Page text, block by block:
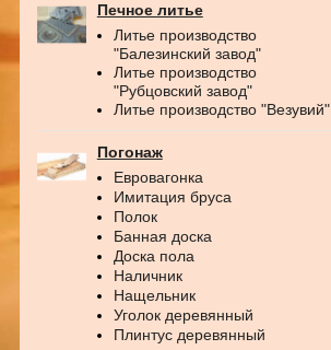
Печное литье
Литье производство
"Балезинский завод"
Литье производство
"Рубцовский завод"
Литье производство "Везувий"
Погонаж
Евровагонка
Имитация бруса
Полок
Банная доска
Доска пола
Наличник
Нащельник
Уголок деревянный
Плинтус деревянный